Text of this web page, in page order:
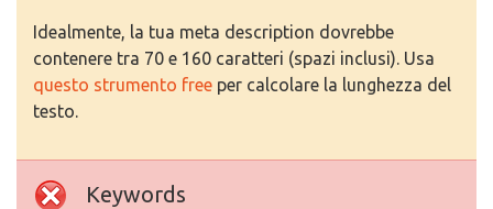
Idealmente, la tua meta description dovrebbe
contenere tra 70 e 160 caratteri (spazi inclusi). Usa
questo strumento free per calcolare la lunghezza del
testo.
Keywords